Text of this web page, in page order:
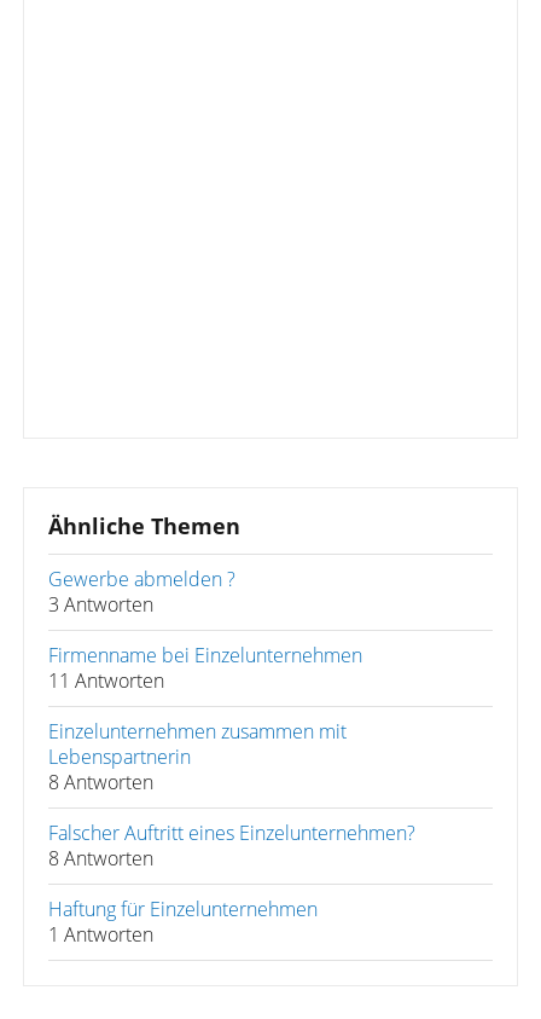
Ähnliche Themen
Gewerbe abmelden ?
3 Antworten
Firmenname bei Einzelunternehmen
11 Antworten
Einzelunternehmen zusammen mit
Lebenspartnerin
8 Antworten
Falscher Auftritt eines Einzelunternehmen?
8 Antworten
Haftung für Einzelunternehmen
1 Antworten